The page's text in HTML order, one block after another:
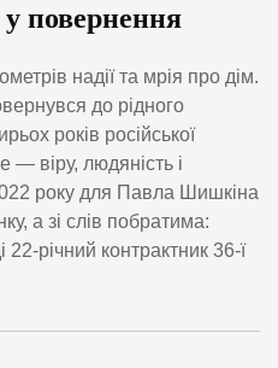
у повернення
надії та мрія про дім.
до рідного
років російської
— віру, людяність і
року для Павла Шишкіна
а зі слів побратима:
річний контрактник 36-ї